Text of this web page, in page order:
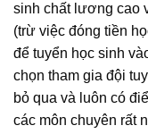
sinh chất lương cao
(trừ việc đóng tiền
để tuyển học sinh
chọn tham gia đội
bỏ qua và luôn có
các môn chuyên rất